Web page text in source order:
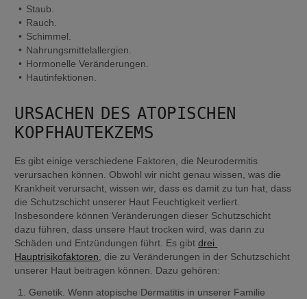
Staub.
Rauch.
Schimmel.
Nahrungsmittelallergien.
Hormonelle Veränderungen.
Hautinfektionen.
URSACHEN DES ATOPISCHEN
KOPFHAUTEKZEMS
Es gibt einige verschiedene Faktoren, die Neurodermitis
verursachen können. Obwohl wir nicht genau wissen, was die
Krankheit verursacht, wissen wir, dass es damit zu tun hat, dass
die Schutzschicht unserer Haut Feuchtigkeit verliert.
Insbesondere können Veränderungen dieser Schutzschicht
dazu führen, dass unsere Haut trocken wird, was dann zu
Schäden und Entzündungen führt. Es gibt drei
Hauptrisikofaktoren , die zu Veränderungen in der Schutzschicht
unserer Haut beitragen können. Dazu gehören:
Genetik. Wenn atopische Dermatitis in unserer Familie